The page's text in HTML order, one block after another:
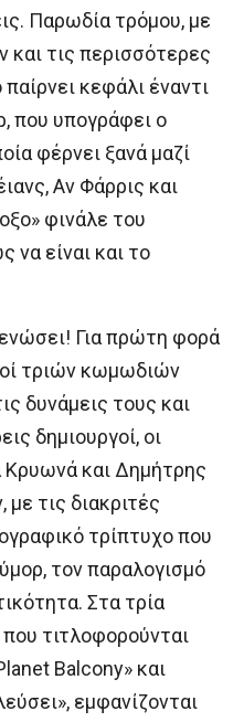
Παρωδία τρόμου, με
και τις περισσότερες
κεφάλι έναντι
που υπογράφει ο
φέρνει ξανά μαζί
Αν Φάρρις και
φινάλε του
να είναι και το
Για πρώτη φορά
τριών κωμωδιών
δυνάμεις τους και
δημιουργοί, οι
Κρυωνά και Δημήτρης
τις διακριτές
τρίπτυχο που
τον παραλογισμό
Στα τρία
τιτλοφορούνται
Balcony» και
εμφανίζονται